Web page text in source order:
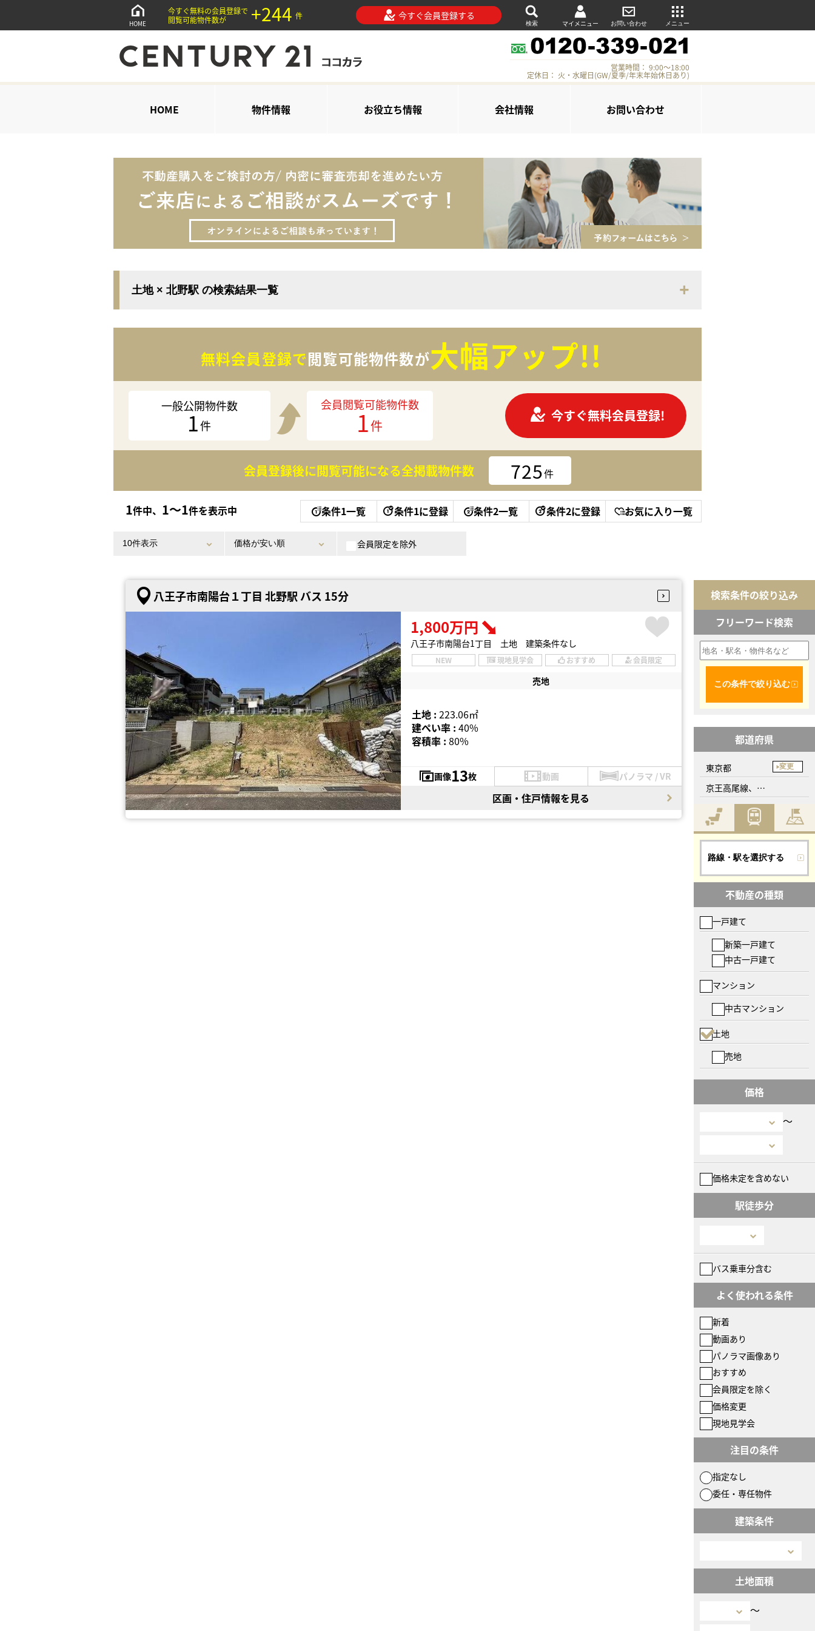
HOME
今すぐ無料の会員登録で
閲覧可能物件数が
+244 件 今すぐ会員登録する
検索 マイメニュー お問い合わせ メニュー
営業時間： 9:00～18:00
定休日： 火・水曜日(GW/夏季/年末年始休日あり)
HOME 物件情報 お役立ち情報 会社情報 お問い合わせ
土地 × 北野駅 の検索結果一覧
無料会員登録で閲覧可能物件数が大幅アップ!!
一般公開物件数
1件
会員閲覧可能物件数
1件
今すぐ無料会員登録!
会員登録後に閲覧可能になる全掲載物件数 725件
1件中、 1〜1件を表示中 条件1一覧 条件1に登録 条件2一覧 条件2に登録 お気に入り一覧
会員限定を除外
八王子市南陽台１丁目 北野駅 バス 15分
1,800万円
八王子市南陽台1丁目 土地 建築条件なし
NEW 現地見学会 おすすめ 会員限定
売地
土地 : 223.06㎡
建ぺい率 : 40%
容積率 : 80%
画像13枚 動画 パノラマ / VR
区画・住戸情報を見る
検索条件の絞り込み
フリーワード検索
この条件で絞り込む
都道府県
東京都 変更
京王高尾線、北野駅
路線・駅を選択する
不動産の種類
一戸建て
新築一戸建て
中古一戸建て
マンション
中古マンション
土地
売地
価格
〜
価格未定を含めない
駅徒歩分
バス乗車分含む
よく使われる条件
新着
動画あり
パノラマ画像あり
おすすめ
会員限定を除く
価格変更
現地見学会
注目の条件
指定なし
委任・専任物件
建築条件
土地面積
〜